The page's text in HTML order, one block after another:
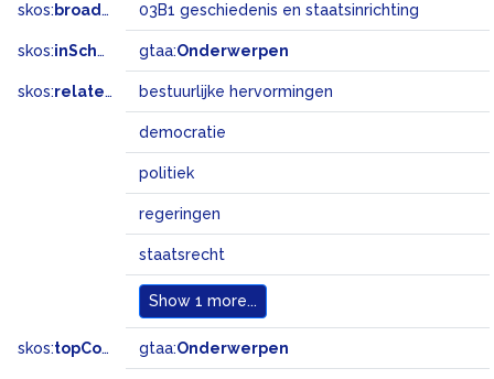
skos: broadMatch 03B1 geschiedenis en staatsinrichting
skos:inScheme gtaa:Onderwerpen
skos:related bestuurlijke hervormingen
democratie
politiek
regeringen
staatsrecht
Show 1 more...
skos:topConceptOf gtaa:Onderwerpen